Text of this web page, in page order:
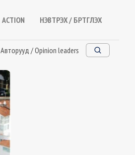
ACTION НЭВТРЭХ / БҮРТГҮҮЛЭХ
Авторууд / Opinion leaders